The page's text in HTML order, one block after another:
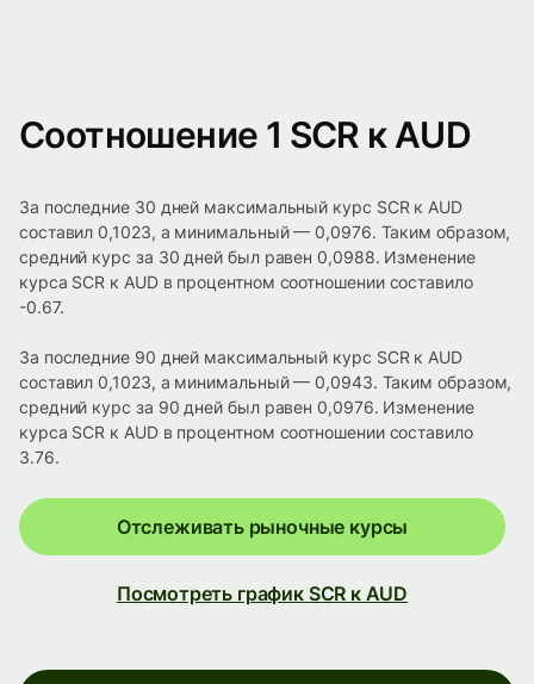
Соотношение 1 SCR к AUD
За последние 30 дней максимальный курс SCR к AUD
составил 0,1023, а минимальный — 0,0976. Таким образом,
средний курс за 30 дней был равен 0,0988. Изменение
курса SCR к AUD в процентном соотношении составило
-0.67.
За последние 90 дней максимальный курс SCR к AUD
составил 0,1023, а минимальный — 0,0943. Таким образом,
средний курс за 90 дней был равен 0,0976. Изменение
курса SCR к AUD в процентном соотношении составило
3.76.
Отслеживать рыночные курсы
Посмотреть график SCR к AUD